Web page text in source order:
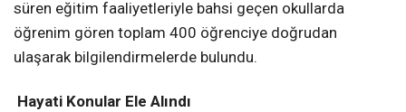
süren eğitim faaliyetleriyle bahsi geçen okullarda
öğrenim gören toplam 400 öğrenciye doğrudan
ulaşarak bilgilendirmelerde bulundu.
Hayati Konular Ele Alındı